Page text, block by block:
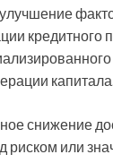
кредитного
снижение
риском или